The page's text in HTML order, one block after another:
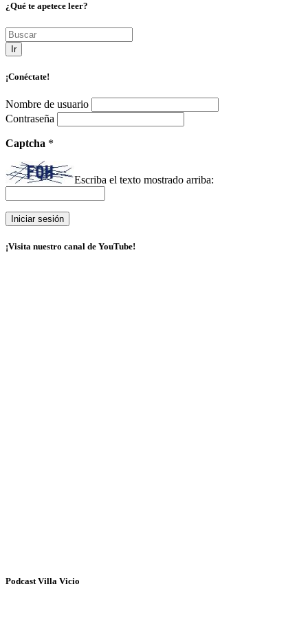
¿Qué te apetece leer?
Ir
¡Conéctate!
Nombre de usuario
Contraseña
Captcha *
Escriba el texto mostrado arriba:
¡Visita nuestro canal de YouTube!
Podcast Villa Vicio